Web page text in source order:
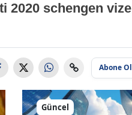
2020 schengen vize
Abone Ol
Güncel